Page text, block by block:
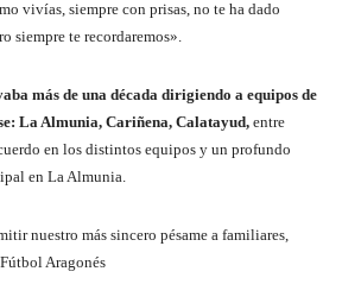
vivías, siempre con prisas, no te ha dado
siempre te recordaremos».
más de una década dirigiendo a equipos de
La Almunia, Cariñena, Calatayud, entre
en los distintos equipos y un profundo
en La Almunia.
nuestro más sincero pésame a familiares,
Aragonés